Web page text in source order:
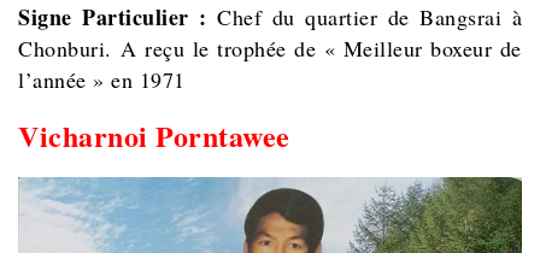
Signe Particulier : Chef du quartier de Bangsrai à
Chonburi. A reçu le trophée de « Meilleur boxeur de
l’année » en 1971
Vicharnoi Porntawee